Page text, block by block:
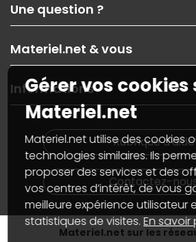
Nos services
Les magasins Materiel.net
Nos solutions pour les pros
Contactez-nous
Une question ?
Paiement, livraison
Garanties,Pack Zen
SAV, demander un retour
Informations
Guides d'achats et tutoriels
Materiel.net & vous
On répare votre PC portable
On rachète votre carte graphique
PC sur mesure : Votre RDV
Notre démarche écologique
Materiel.net recrute
Notre programme d'affiliation
Partenariat & Sponsoring
Informations
Plan du site
Nos marques
Conditions générales de vente
Marketplace
Informations légales
Données personnellesetcookies
Gérer vos cookies
Accessibilité : non conforme
Rubrique d'aide
Contactez-
Materiel.net sur les
Gérer vos cookies
Materiel.net
Materiel.net utilise des cookies
technologies similaires. Ils
proposer des services et des
vos centres d’intérêt, de vous
meilleure expérience utilisateur
statistiques de visites.En savoir